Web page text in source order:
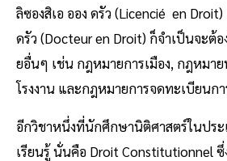
ลิซองสิเอ ออง ดรัว (Licencié en
ดรัว (Docteur en Droit) ก็จำเป็นจะต้
ยอื่นๆ เช่น กฎหมายการเมือง, กฎหมา
โรงงาน และกฎหมายการจดทะเบียนก
อีกวิชาหนึ่งที่นักศึกษานิติศาสตร์ในประ
เรียนรู้ นั่นคือ Droit Constitutionnel